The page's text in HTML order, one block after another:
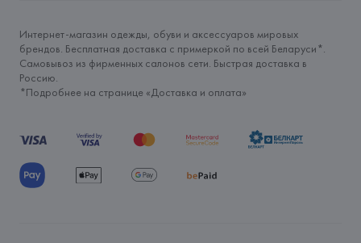
Интернет-магазин одежды, обуви и аксессуаров мировых
брендов. Бесплатная доставка с примеркой по всей Беларуси*.
Самовывоз из фирменных салонов сети. Быстрая доставка в
Россию.
*Подробнее на странице «Доставка и оплата»